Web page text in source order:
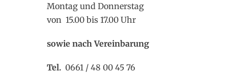
Montag und Donnerstag
von 15.00 bis 17.00 Uhr
sowie nach Vereinbarung
Tel. 0661 / 48 00 45 76